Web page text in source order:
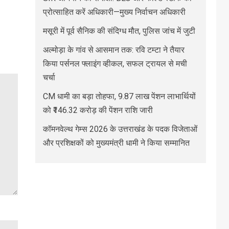
प्रोत्साहित करें अधिकारी—मुख्य निर्वाचन अधिकारी
मसूरी में पूर्व सैनिक की संदिग्ध मौत, पुलिस जांच में जुटी
अल्मोड़ा के गांव से आसमान तक: रवि टम्टा ने तैयार
किया पर्सनल फ्लाइंग व्हीकल, सफल ट्रायल से मची
चर्चा
CM धामी का बड़ा तोहफा, 9.87 लाख पेंशन लाभार्थियों
को ₹146.32 करोड़ की पेंशन राशि जारी
कॉमनवेल्थ गेम्स 2026 के उत्तराखंड के पदक विजेताओं
और प्रशिक्षकों को मुख्यमंत्री धामी ने किया सम्मानित